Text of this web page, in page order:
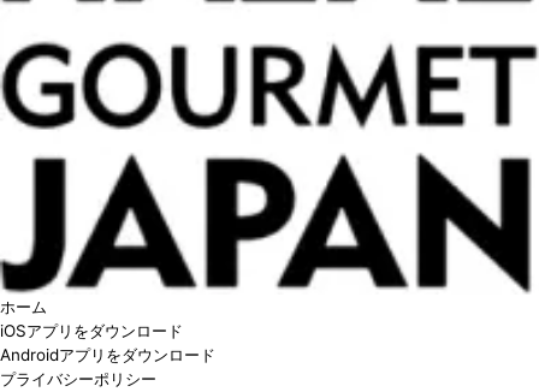
ホーム
iOSアプリをダウンロード
Androidアプリをダウンロード
プライバシーポリシー